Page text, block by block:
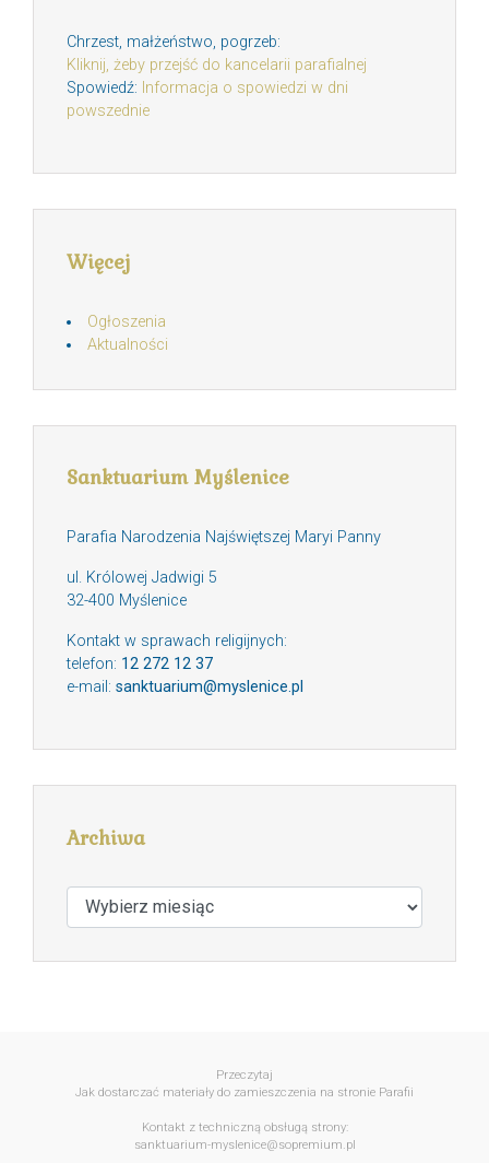
Chrzest, małżeństwo, pogrzeb:
Kliknij, żeby przejść do kancelarii parafialnej
Spowiedź: Informacja o spowiedzi w dni
powszednie
Więcej
Ogłoszenia
Aktualności
Sanktuarium Myślenice
Parafia Narodzenia Najświętszej Maryi Panny
ul. Królowej Jadwigi 5
32-400 Myślenice
Kontakt w sprawach religijnych:
telefon: 12 272 12 37
e-mail: sanktuarium@myslenice.pl
Archiwa
Archiwa
Przeczytaj
Jak dostarczać materiały do zamieszczenia na stronie Parafii
Kontakt z techniczną obsługą strony:
sanktuarium-myslenice@sopremium.pl